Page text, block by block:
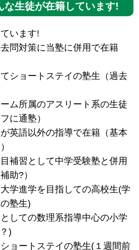
生徒が在籍しています!
います!
問対策に当塾に併用で在籍
ショートステイの塾生（過去
ム所属のアスリート系の生徒
に通塾）
英語以外の指導で在籍（基本
補習として中学受験塾と併用
助?）
学進学を目指しての高校生(学
塾生)
しての数理系指導中心の小学
)
ョートステイの塾生(１週間前